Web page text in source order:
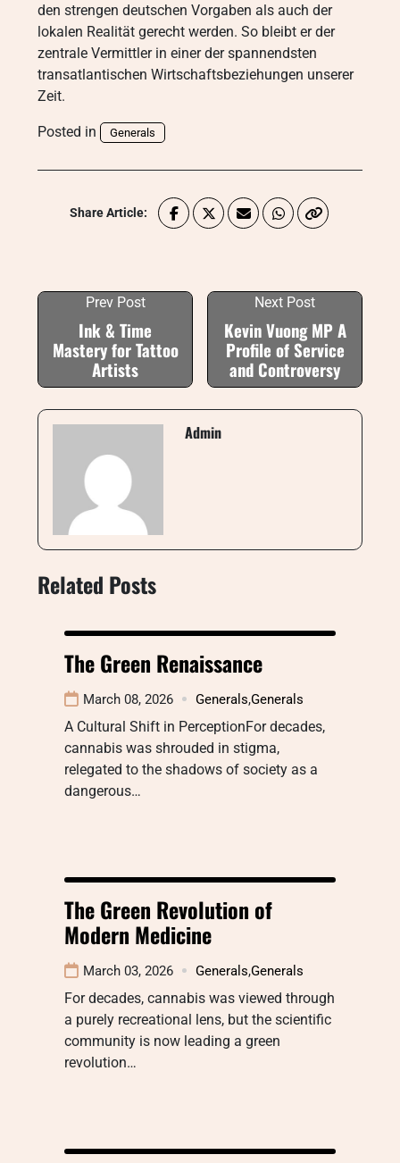
den strengen deutschen Vorgaben als auch der
lokalen Realität gerecht werden. So bleibt er der
zentrale Vermittler in einer der spannendsten
transatlantischen Wirtschaftsbeziehungen unserer
Zeit.
Posted in Generals
Share Article:
Prev Post
Ink & Time
Mastery for Tattoo
Artists
Next Post
Kevin Vuong MP A
Profile of Service
and Controversy
Admin
Related Posts
The Green Renaissance
March 08, 2026 Generals,Generals
A Cultural Shift in PerceptionFor decades,
cannabis was shrouded in stigma,
relegated to the shadows of society as a
dangerous…
The Green Revolution of
Modern Medicine
March 03, 2026 Generals,Generals
For decades, cannabis was viewed through
a purely recreational lens, but the scientific
community is now leading a green
revolution…